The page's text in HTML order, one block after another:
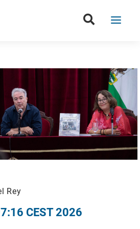
Rey
CEST 2026